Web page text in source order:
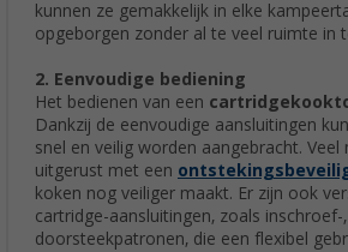
kunnen ze gemakkelijk in elke
opgeborgen zonder al te veel ruimte in
2. Eenvoudige bediening
Het bedienen van een
Dankzij de eenvoudige aansluitingen
snel en veilig worden aangebracht. Veel
uitgerust met een
koken nog veiliger maakt. Er zijn ook
cartridge-aansluitingen, zoals inschroef-
doorsteekpatronen, die een flexibel